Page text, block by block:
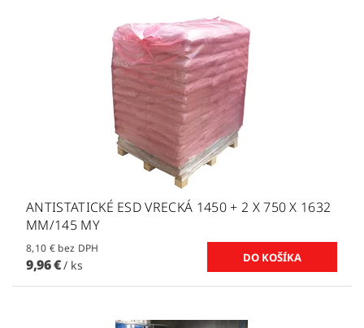
ANTISTATICKÉ ESD VRECKÁ 1450 + 2 X 750 X 1632
MM/145 MY
8,10 € bez DPH
9,96 €/ ks